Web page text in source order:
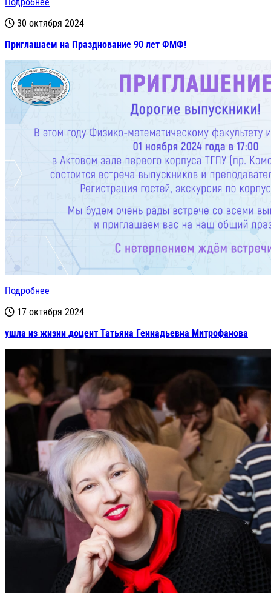
30 октября 2024
Приглашаем на Празднование 90 лет ФМФ!
Подробнее
17 октября 2024
ушла из жизни доцент Татьяна Геннадьевна Митрофанова